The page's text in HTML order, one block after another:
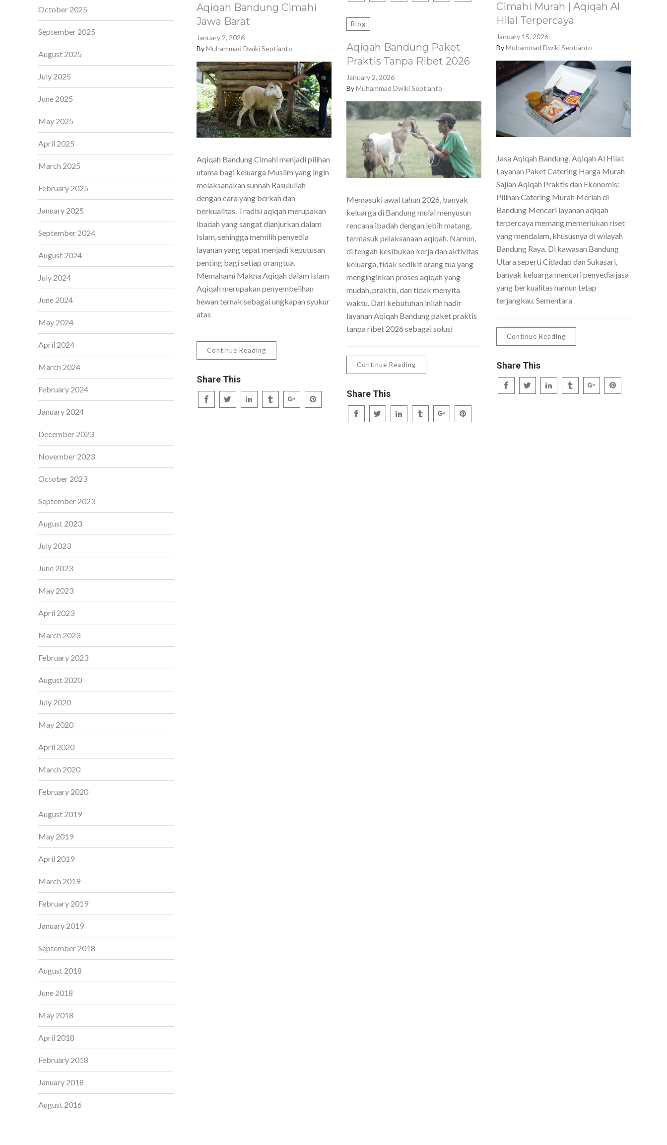
Cimahi Murah | Aqiqah Al
Hilal Terpercaya
January 15, 2026
ByMuhammad Dwiki Septianto
Jasa Aqiqah Bandung, Aqiqah Al Hilal:
Layanan Paket Catering Harga Murah
Sajian Aqiqah Praktis dan Ekonomis:
Pilihan Catering Murah Meriah di
Bandung Mencari layanan aqiqah
terpercaya memang memerlukan riset
yang mendalam, khususnya di wilayah
Bandung Raya. Di kawasan Bandung
Utara seperti Cidadap dan Sukasari,
banyak keluarga mencari penyedia jasa
yang berkualitas namun tetap
terjangkau. Sementara
Continue Reading
Share This
Aqiqah Bandung Cimahi
Jawa Barat
January 2, 2026
ByMuhammad Dwiki Septianto
Aqiqah Bandung Cimahi menjadi pilihan
utama bagi keluarga Muslim yang ingin
melaksanakan sunnah Rasulullah
dengan cara yang berkah dan
berkualitas. Tradisi aqiqah merupakan
ibadah yang sangat dianjurkan dalam
Islam, sehingga memilih penyedia
layanan yang tepat menjadi keputusan
penting bagi setiap orangtua.
Memahami Makna Aqiqah dalam Islam
Aqiqah merupakan penyembelihan
hewan ternak sebagai ungkapan syukur
atas
Continue Reading
Share This
Blog
Aqiqah Bandung Paket
Praktis Tanpa Ribet 2026
January 2, 2026
ByMuhammad Dwiki Septianto
Memasuki awal tahun 2026, banyak
keluarga di Bandung mulai menyusun
rencana ibadah dengan lebih matang,
termasuk pelaksanaan aqiqah. Namun,
di tengah kesibukan kerja dan aktivitas
keluarga, tidak sedikit orang tua yang
menginginkan proses aqiqah yang
mudah, praktis, dan tidak menyita
waktu. Dari kebutuhan inilah hadir
layanan Aqiqah Bandung paket praktis
tanpa ribet 2026 sebagai solusi
Continue Reading
Share This
October 2025
September 2025
August 2025
July 2025
June 2025
May 2025
April 2025
March 2025
February 2025
January 2025
September 2024
August 2024
July 2024
June 2024
May 2024
April 2024
March 2024
February 2024
January 2024
December 2023
November 2023
October 2023
September 2023
August 2023
July 2023
June 2023
May 2023
April 2023
March 2023
February 2023
August 2020
July 2020
May 2020
April 2020
March 2020
February 2020
August 2019
May 2019
April 2019
March 2019
February 2019
January 2019
September 2018
August 2018
June 2018
May 2018
April 2018
February 2018
January 2018
August 2016